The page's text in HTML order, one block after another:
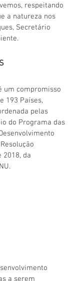
respeitando
a natureza nos
Secretário
um compromisso
193 Países,
pelas
do Programa das
2018, da
a serem